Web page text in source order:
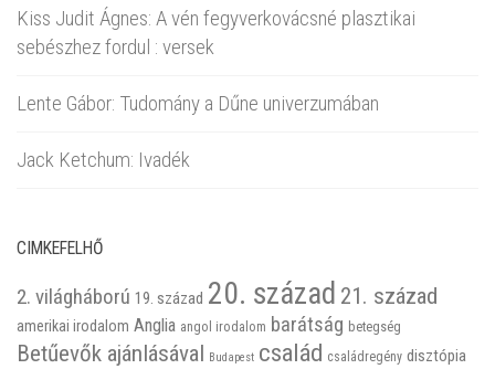
Kiss Judit Ágnes: A vén fegyverkovácsné plasztikai
sebészhez fordul : versek
Lente Gábor: Tudomány a Dűne univerzumában
Jack Ketchum: Ivadék
CIMKEFELHŐ
2. világháború 19. század 20. század 21. század
amerikai irodalom Anglia angol irodalom barátság betegség
Betűevők ajánlásával Budapest család családregény disztópia